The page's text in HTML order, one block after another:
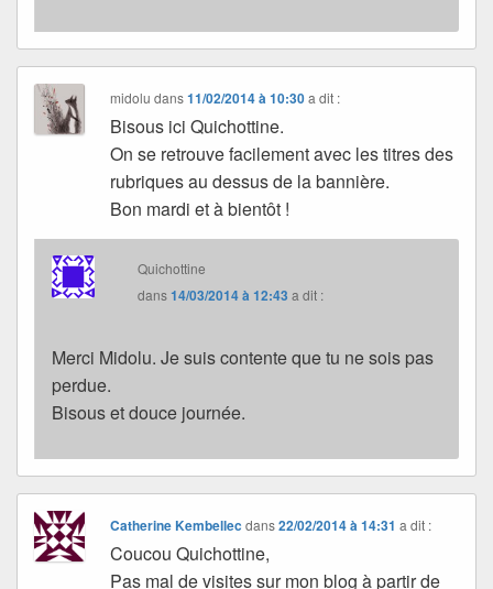
midolu dans11/02/2014 à 10:30 a dit :
Bisous ici Quichottine.
On se retrouve facilement avec les titres des
rubriques au dessus de la bannière.
Bon mardi et à bientôt !
Quichottine
dans14/03/2014 à 12:43 a dit :
Merci Midolu. Je suis contente que tu ne sois pas
perdue.
Bisous et douce journée.
Catherine Kembellec dans22/02/2014 à 14:31 a dit :
Coucou Quichottine,
Pas mal de visites sur mon blog à partir de